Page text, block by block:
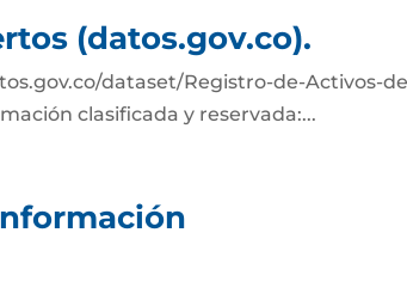
(datos.gov.co).
dataset/Registro-de-Activos-
clasificada y reservada:...